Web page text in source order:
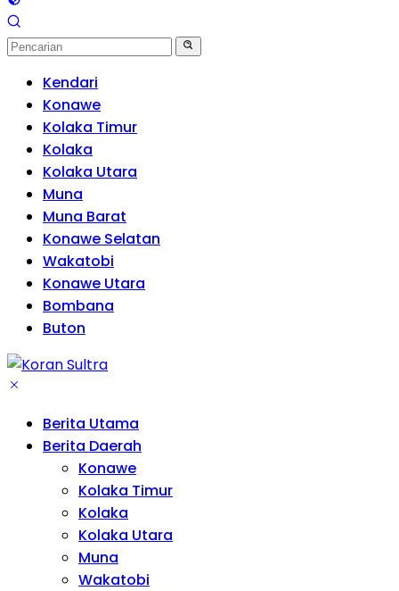
Kendari
Konawe
Kolaka Timur
Kolaka
Kolaka Utara
Muna
Muna Barat
Konawe Selatan
Wakatobi
Konawe Utara
Bombana
Buton
Berita Utama
Berita Daerah
Konawe
Kolaka Timur
Kolaka
Kolaka Utara
Muna
Wakatobi